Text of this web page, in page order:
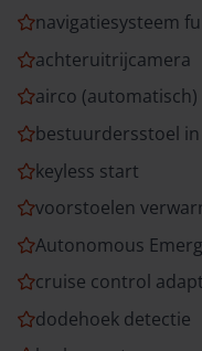
navigatiesysteem
achteruitrijcamera
airco (automatisch)
bestuurdersstoel
keyless start
voorstoelen
Autonomous
cruise control
dodehoek detectie